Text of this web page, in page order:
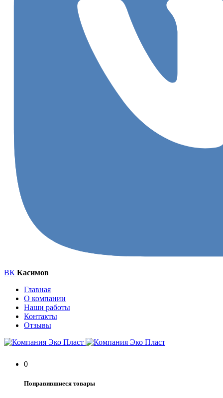
ВК Касимов
Главная
О компании
Наши работы
Контакты
Отзывы
0
Понравившиеся товары